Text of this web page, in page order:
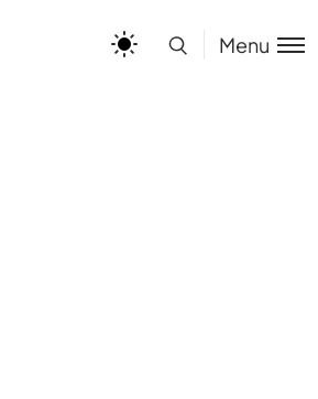
Menu